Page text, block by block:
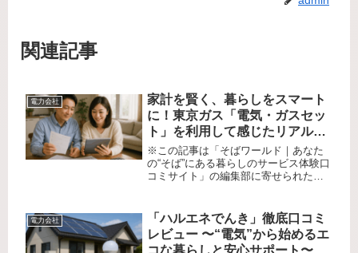
関連記事
電力会社
家計を賢く、暮らしをスマート
に！東京ガス「電気・ガスセッ
ト」を利用して感じたリアルな
体験と思いがけないメリット
※この記事は「そばワールド｜あなた
の“そば”にある暮らしのサービス体験口
コミサイト」の編集部に寄せられた各
電気とガスが別々で管理も面倒……」
そんなお悩み、ありませんか？私...
電力会社
「ハルエネでんき」徹底口コミ
レビュー 〜“電気”から始めるエ
コな暮らしと安心サポート〜